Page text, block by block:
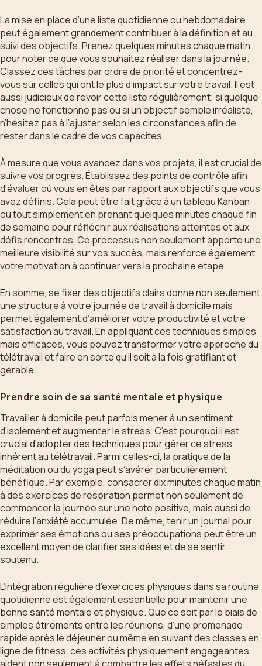
La mise en place d’une liste quotidienne ou hebdomadaire
peut également grandement contribuer à la définition et au
suivi des objectifs. Prenez quelques minutes chaque matin
pour noter ce que vous souhaitez réaliser dans la journée.
Classez ces tâches par ordre de priorité et concentrez-
vous sur celles qui ont le plus d’impact sur votre travail. Il est
aussi judicieux de revoir cette liste régulièrement; si quelque
chose ne fonctionne pas ou si un objectif semble irréaliste,
n’hésitez pas à l’ajuster selon les circonstances afin de
rester dans le cadre de vos capacités.
À mesure que vous avancez dans vos projets, il est crucial de
suivre vos progrès. Établissez des points de contrôle afin
d’évaluer où vous en êtes par rapport aux objectifs que vous
avez définis. Cela peut être fait grâce à un tableau Kanban
ou tout simplement en prenant quelques minutes chaque fin
de semaine pour réfléchir aux réalisations atteintes et aux
défis rencontrés. Ce processus non seulement apporte une
meilleure visibilité sur vos succès, mais renforce également
votre motivation à continuer vers la prochaine étape.
En somme, se fixer des objectifs clairs donne non seulement
une structure à votre journée de travail à domicile mais
permet également d’améliorer votre productivité et votre
satisfaction au travail. En appliquant ces techniques simples
mais efficaces, vous pouvez transformer votre approche du
télétravail et faire en sorte qu’il soit à la fois gratifiant et
gérable.
Prendre soin de sa santé mentale et physique
Travailler à domicile peut parfois mener à un sentiment
d’isolement et augmenter le stress. C’est pourquoi il est
crucial d’adopter des techniques pour gérer ce stress
inhérent au télétravail. Parmi celles-ci, la pratique de la
méditation ou du yoga peut s’avérer particulièrement
bénéfique. Par exemple, consacrer dix minutes chaque matin
à des exercices de respiration permet non seulement de
commencer la journée sur une note positive, mais aussi de
réduire l’anxiété accumulée. De même, tenir un journal pour
exprimer ses émotions ou ses préoccupations peut être un
excellent moyen de clarifier ses idées et de se sentir
soutenu.
L’intégration régulière d’exercices physiques dans sa routine
quotidienne est également essentielle pour maintenir une
bonne santé mentale et physique. Que ce soit par le biais de
simples étirements entre les réunions, d’une promenade
rapide après le déjeuner ou même en suivant des classes en
ligne de fitness, ces activités physiquement engageantes